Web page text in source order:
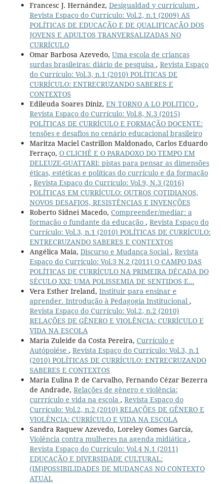
Francesc J. Hernández, Desigualdad y currículum ,
Revista Espaço do Currículo: Vol.2, n.1 (2009) AS
POLÍTICAS DE EDUCAÇÃO E DE QUALIFICAÇÃO DOS
JOVENS E ADULTOS TRANVERSALIZADAS NO
CURRÍCULO
Omar Barbosa Azevedo, Uma escola de crianças
surdas brasileiras: diário de pesquisa , Revista Espaço
do Currículo: Vol.3, n.1 (2010) POLÍTICAS DE
CURRÍCULO: ENTRECRUZANDO SABERES E
CONTEXTOS
Edileuda Soares Diniz, EN TORNO A LO POLITICO ,
Revista Espaço do Currículo: Vol.8, N.3 (2015)
POLÍTICAS DE CURRÍCULO E FORMAÇÃO DOCENTE:
tensões e desafios no cenário educacional brasileiro
Maritza Maciel Castrillon Maldonado, Carlos Eduardo
Ferraço, O CLICHÊ E O PARADOXO DO TEMPO EM
DELEUZE-GUATTARI: pistas para pensar as dimensões
éticas, estéticas e políticas do currículo e da formação
, Revista Espaço do Currículo: Vol.9, N.3 (2016)
POLÍTICAS EM CURRÍCULO: OUTROS COTIDIANOS,
NOVOS DESAFIOS, RESISTÊNCIAS E INVENÇÕES
Roberto Sidnei Macedo, Compreender/mediar: a
formação o fundante da educação , Revista Espaço do
Currículo: Vol.3, n.1 (2010) POLÍTICAS DE CURRÍCULO:
ENTRECRUZANDO SABERES E CONTEXTOS
Angélica Maia, Discurso e Mudança Social , Revista
Espaço do Currículo: Vol.3 N.2 (2011) O CAMPO DAS
POLÍTICAS DE CURRÍCULO NA PRIMEIRA DÉCADA DO
SÉCULO XXI: UMA POLISSEMIA DE SENTIDOS E...
Vera Esther Ireland, Instituir para ensinar e
aprender. Introdução à Pedagogia Institucional ,
Revista Espaço do Currículo: Vol.2, n.2 (2010)
RELAÇÕES DE GÊNERO E VIOLÊNCIA: CURRÍCULO E
VIDA NA ESCOLA
Maria Zuleide da Costa Pereira, Currículo e
Autópoiése , Revista Espaço do Currículo: Vol.3, n.1
(2010) POLÍTICAS DE CURRÍCULO: ENTRECRUZANDO
SABERES E CONTEXTOS
Maria Eulina P. de Carvalho, Fernando Cézar Bezerra
de Andrade, Relações de gênero e violência:
currrículo e vida na escola , Revista Espaço do
Currículo: Vol.2, n.2 (2010) RELAÇÕES DE GÊNERO E
VIOLÊNCIA: CURRÍCULO E VIDA NA ESCOLA
Sandra Raquew Azevedo, Loreley Gomes García,
Violência contra mulheres na agenda midiática ,
Revista Espaço do Currículo: Vol.4 N.1 (2011)
EDUCAÇÃO E DIVERSIDADE CULTURAL:
(IM)POSSIBILIDADES DE MUDANÇAS NO CONTEXTO
ATUAL